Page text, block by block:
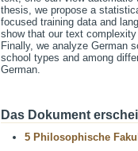
thesis, we propose a
focused training data and
show that our text
Finally, we analyze German
school types and among
German.
Das Dokument
5 Philosophische